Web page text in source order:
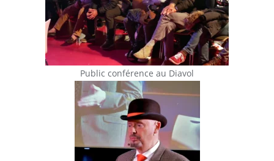
Public conférence au Diavol